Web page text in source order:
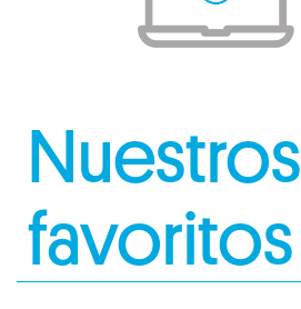
Nuestros
favoritos